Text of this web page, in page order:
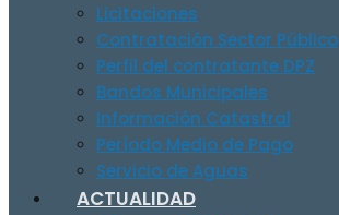
Licitaciones
Contratación Sector Público
Perfil del contratante DPZ
Bandos Municipales
Información Catastral
Período Medio de Pago
Servicio de Aguas
ACTUALIDAD